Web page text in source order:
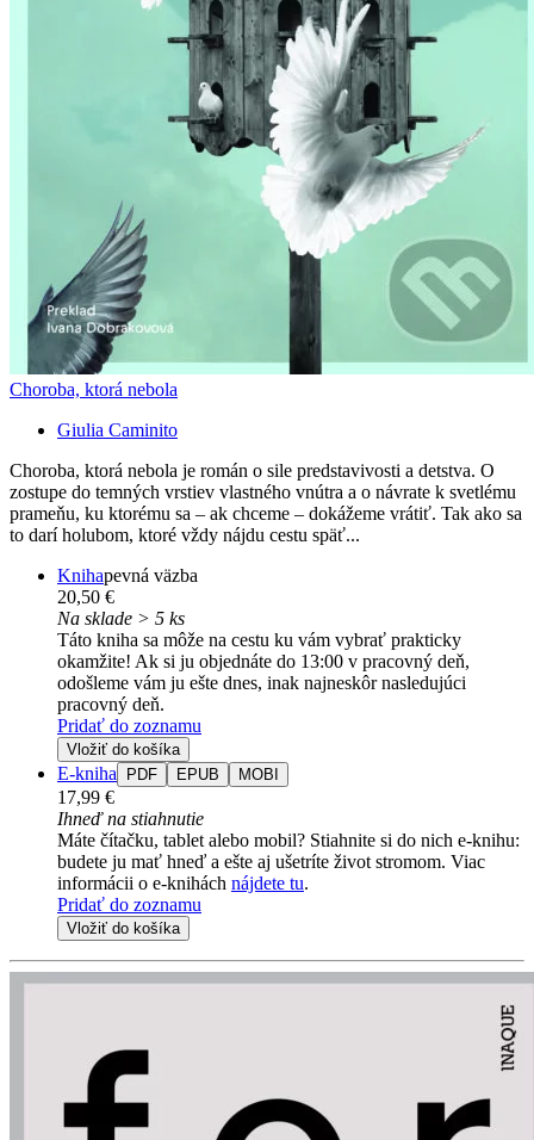
Choroba, ktorá nebola
Giulia Caminito
Choroba, ktorá nebola je román o sile predstavivosti a detstva. O
zostupe do temných vrstiev vlastného vnútra a o návrate k svetlému
prameňu, ku ktorému sa – ak chceme – dokážeme vrátiť. Tak ako sa
to darí holubom, ktoré vždy nájdu cestu späť...
Knihapevná väzba
20,50 €
Na sklade > 5 ks
Táto kniha sa môže na cestu ku vám vybrať prakticky
okamžite! Ak si ju objednáte do 13:00 v pracovný deň,
odošleme vám ju ešte dnes, inak najneskôr nasledujúci
pracovný deň.
Pridať do zoznamu
Vložiť do košíka
E-kniha PDF EPUB MOBI
17,99 €
Ihneď na stiahnutie
Máte čítačku, tablet alebo mobil? Stiahnite si do nich e-knihu:
budete ju mať hneď a ešte aj ušetríte život stromom. Viac
informácii o e-knihách nájdete tu.
Pridať do zoznamu
Vložiť do košíka